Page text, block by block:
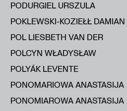
PODURGIEL URSZULA
POKLEWSKI-KOZIEŁŁ DAMIAN
POL LIESBETH VAN DER
POLCYN WŁADYSŁAW
POLYÁK LEVENTE
PONOMARIOWA ANASTASIJA
PONOMIAROWA ANASTASIJA